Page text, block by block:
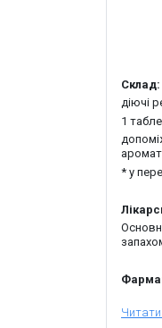
Склад:
діючі
1
* у